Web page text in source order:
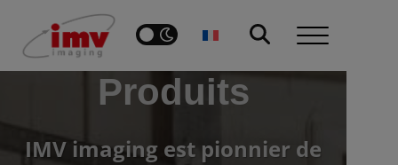
Produits
IMV imaging est pionnier de